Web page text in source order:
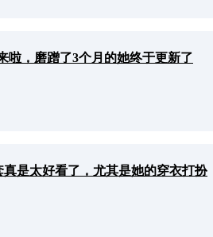
啦，磨蹭了3个月的她终于更新了
真是太好看了，尤其是她的穿衣打扮